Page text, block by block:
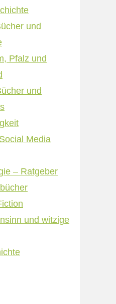
und
Pfalz und
und
Media
– Ratgeber
und witzige